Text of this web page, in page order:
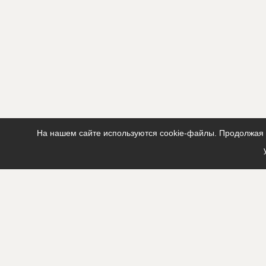
На нашем сайте используются cookie-файлы. Продолжая